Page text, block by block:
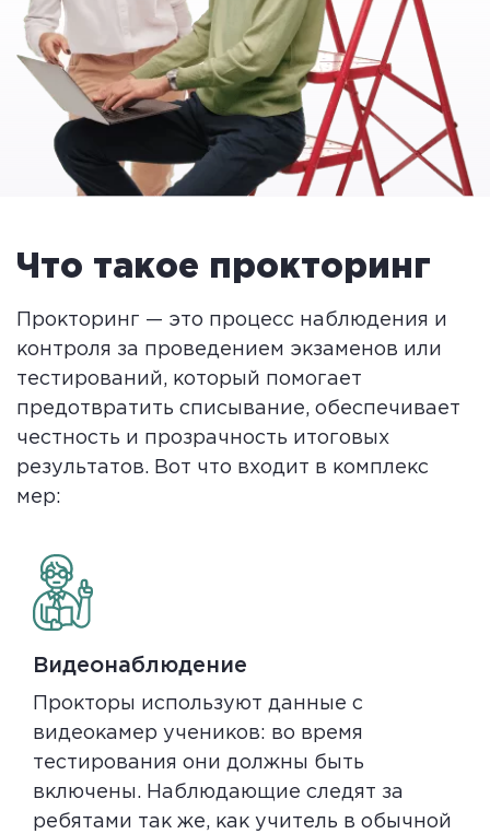
Что такое прокторинг
Прокторинг — это процесс наблюдения и
контроля за проведением экзаменов или
тестирований, который помогает
предотвратить списывание, обеспечивает
честность и прозрачность итоговых
результатов. Вот что входит в комплекс
мер:
Видеонаблюдение
Прокторы используют данные с
видеокамер учеников: во время
тестирования они должны быть
включены. Наблюдающие следят за
ребятами так же, как учитель в обычной